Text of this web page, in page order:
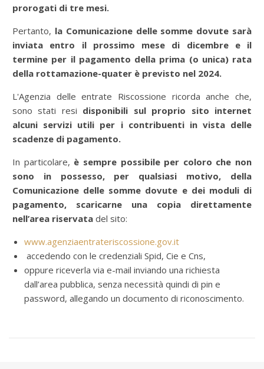
prorogati di tre mesi.
Pertanto, la Comunicazione delle somme dovute sarà
inviata entro il prossimo mese di dicembre e il
termine per il pagamento della prima (o unica) rata
della rottamazione-quater è previsto nel 2024.
L'Agenzia delle entrate Riscossione ricorda anche che,
sono stati resi disponibili sul proprio sito internet
alcuni servizi utili per i contribuenti in vista delle
scadenze di pagamento.
In particolare, è sempre possibile per coloro che non
sono in possesso, per qualsiasi motivo, della
Comunicazione delle somme dovute e dei moduli di
pagamento, scaricarne una copia direttamente
nell’area riservata del sito:
www.agenziaentrateriscossione.gov.it
accedendo con le credenziali Spid, Cie e Cns,
oppure riceverla via e-mail inviando una richiesta
dall’area pubblica, senza necessità quindi di pin e
password, allegando un documento di riconoscimento.